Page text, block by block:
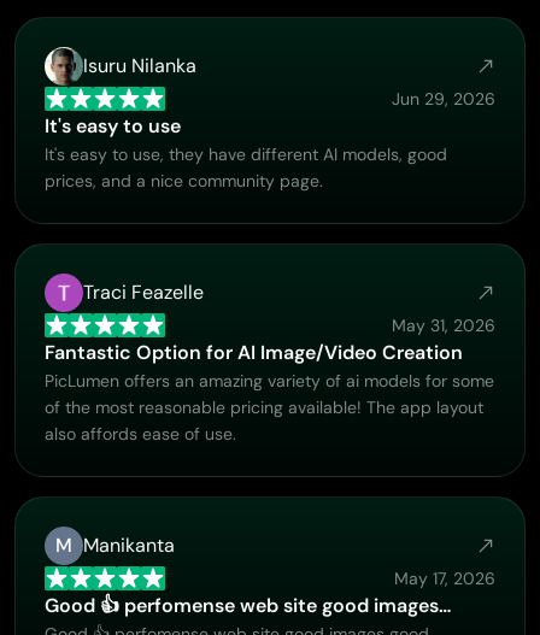
Isuru Nilanka
Jun 29, 2026
It's easy to use
It's easy to use, they have different AI models, good
prices, and a nice community page.
Traci Feazelle
May 31, 2026
Fantastic Option for AI Image/Video Creation
PicLumen offers an amazing variety of ai models for some
of the most reasonable pricing available! The app layout
also affords ease of use.
M Manikanta
May 17, 2026
Good 👍 perfomense web site good images…